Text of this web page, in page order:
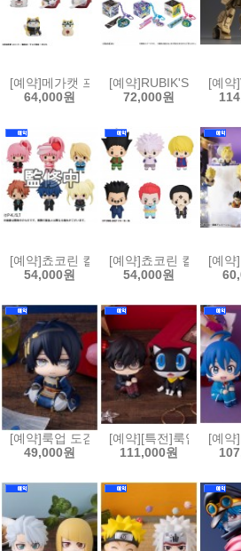
[예약]메가캣 프로젝트 냐루토 나루토 질
64,000원
[예약]RUBIK'S ID 다마
72,000원
[예약
[예약]쵸코린 컬렉션 캐릭캐릭 체인지(6
54,000원
[예약]쵸코린 컬렉션
54,000원
[예약
[예약]룩업 도검난무 - 미카즈키 무네치카
49,000원
[예약][특전]룩업 페르
111,000원
[예약